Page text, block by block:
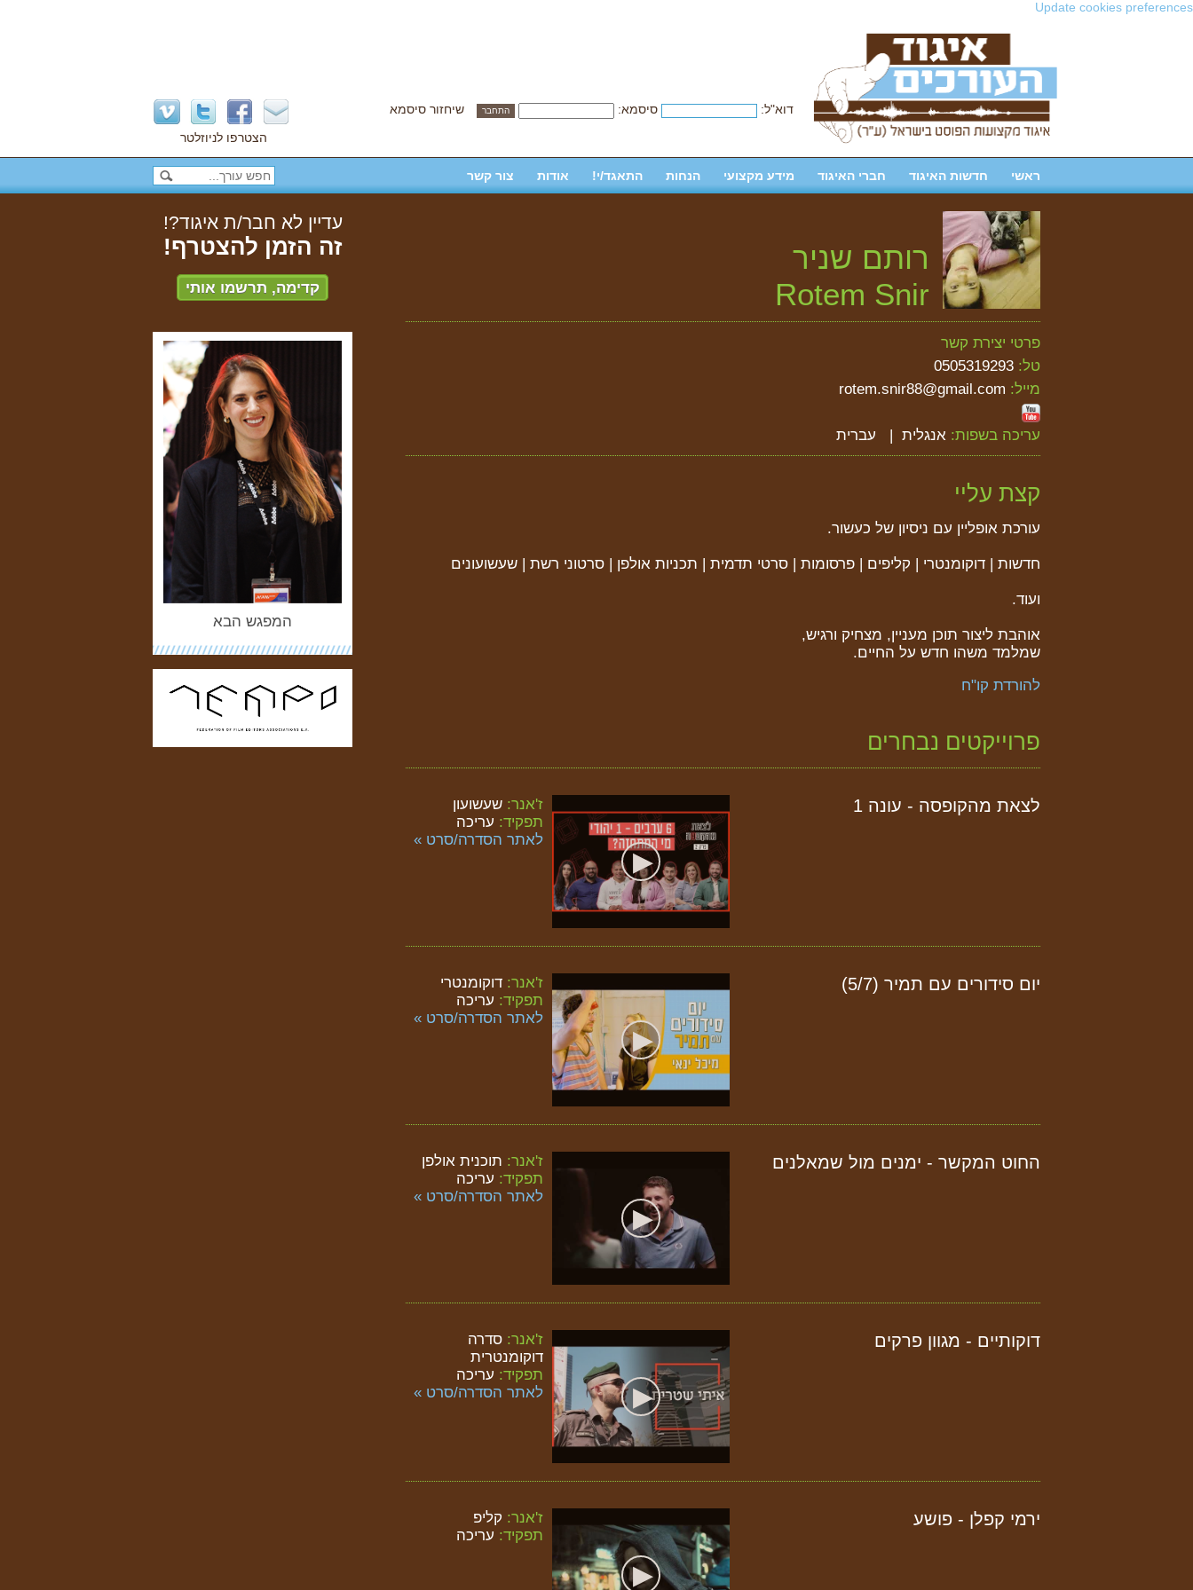
Update cookies preferences
דוא"ל: סיסמא:
שיחזור סיסמא
הצטרפו לניוזלטר
ראשי חדשות האיגוד חברי האיגוד מידע מקצועי הנחות התאגד/י! אודות צור קשר
רותם שניר
Rotem Snir
פרטי יצירת קשר
טל: 0505319293
מייל: rotem.snir88@gmail.com
עריכה בשפות: אנגלית עברית
קצת עליי
עורכת אופליין עם ניסיון של כעשור.
חדשות | דוקומנטרי | קליפים | פרסומות | סרטי תדמית | תכניות אולפן | סרטוני רשת | שעשועונים
ועוד.
אוהבת ליצור תוכן מעניין, מצחיק ורגיש,
שמלמד משהו חדש על החיים.
להורדת קו"ח
פרוייקטים נבחרים
לצאת מהקופסה - עונה 1 ז'אנר: שעשועון
תפקיד: עריכה
לאתר הסדרה/סרט »
יום סידורים עם תמיר (5/7) ז'אנר: דוקומנטרי
תפקיד: עריכה
לאתר הסדרה/סרט »
החוט המקשר - ימנים מול שמאלנים ז'אנר: תוכנית אולפן
תפקיד: עריכה
לאתר הסדרה/סרט »
דוקותיים - מגוון פרקים ז'אנר: סדרה
דוקומנטרית
תפקיד: עריכה
לאתר הסדרה/סרט »
ירמי קפלן - פושע ז'אנר: קליפ
תפקיד: עריכה
עדיין לא חבר/ת איגוד?!
זה הזמן להצטרף!
קדימה, תרשמו אותי
המפגש הבא